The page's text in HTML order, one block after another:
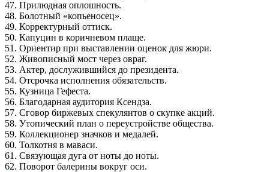
47. Прилюдная оплошность.
48. Болотный «копьеносец».
49. Корректурный оттиск.
50. Капуцин в коричневом плаще.
51. Ориентир при выставлении оценок для жюри.
52. Живописный мост через овраг.
53. Актер, дослужившийся до президента.
54. Отсрочка исполнения обязательств.
55. Кузница Гефеста.
56. Благодарная аудитория Ксендза.
57. Сговор биржевых спекулянтов о скупке акций.
58. Утопический план о переустройстве общества.
59. Коллекционер значков и медалей.
60. Толкотня в маваси.
61. Связующая дуга от ноты до ноты.
62. Поворот балерины вокруг оси.